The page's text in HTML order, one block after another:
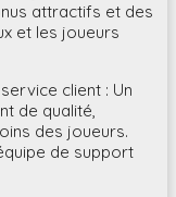
attractifs et des
et les joueurs
client : Un
de qualité,
des joueurs.
de support